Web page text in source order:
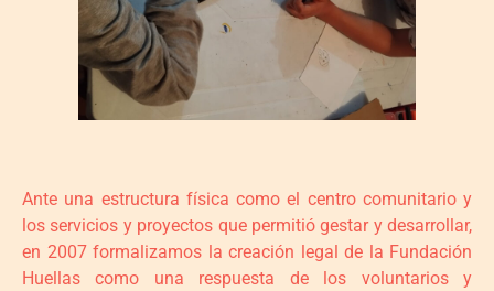
Ante una estructura física como el centro comunitario y
los servicios y proyectos que permitió gestar y desarrollar,
en 2007 formalizamos la creación legal de la Fundación
Huellas como una respuesta de los voluntarios y